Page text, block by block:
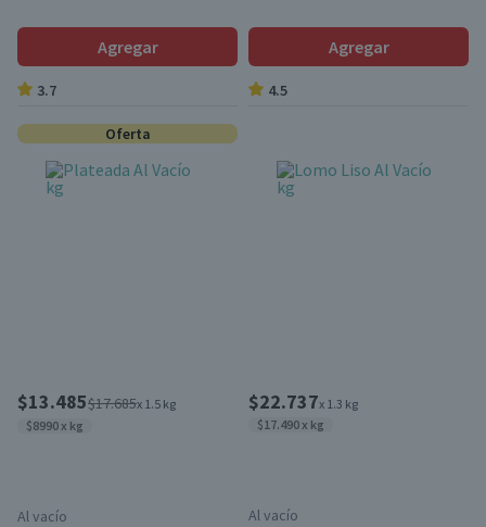
Agregar
3.7
Agregar
4.5
Oferta
$13.485$17.685x 1.5 kg
$8990 x kg
Al vacío
$22.737x 1.3 kg
$17.490 x kg
Al vacío